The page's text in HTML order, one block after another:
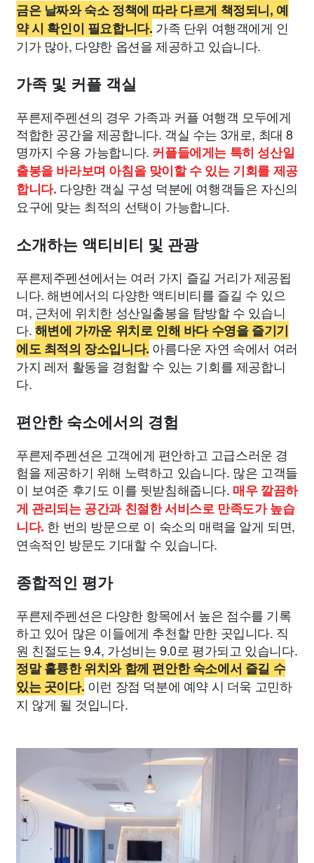
금은 날짜와 숙소 정책에 따라 다르게 책정되니, 예
약 시 확인이 필요합니다. 가족 단위 여행객에게 인
기가 많아, 다양한 옵션을 제공하고 있습니다.
가족 및 커플 객실
푸른제주펜션의 경우 가족과 커플 여행객 모두에게
적합한 공간을 제공합니다. 객실 수는 3개로, 최대 8
명까지 수용 가능합니다. 커플들에게는 특히 성산일
출봉을 바라보며 아침을 맞이할 수 있는 기회를 제공
합니다. 다양한 객실 구성 덕분에 여행객들은 자신의
요구에 맞는 최적의 선택이 가능합니다.
소개하는 액티비티 및 관광
푸른제주펜션에서는 여러 가지 즐길 거리가 제공됩
니다. 해변에서의 다양한 액티비티를 즐길 수 있으
며, 근처에 위치한 성산일출봉을 탐방할 수 있습니
다.해변에 가까운 위치로 인해 바다 수영을 즐기기
에도 최적의 장소입니다. 아름다운 자연 속에서 여러
가지 레저 활동을 경험할 수 있는 기회를 제공합니
다.
편안한 숙소에서의 경험
푸른제주펜션은 고객에게 편안하고 고급스러운 경
험을 제공하기 위해 노력하고 있습니다. 많은 고객들
이 보여준 후기도 이를 뒷받침해줍니다. 매우 깔끔하
게 관리되는 공간과 친절한 서비스로 만족도가 높습
니다. 한 번의 방문으로 이 숙소의 매력을 알게 되면,
연속적인 방문도 기대할 수 있습니다.
종합적인 평가
푸른제주펜션은 다양한 항목에서 높은 점수를 기록
하고 있어 많은 이들에게 추천할 만한 곳입니다. 직
원 친절도는 9.4, 가성비는 9.0로 평가되고 있습니다.
정말 훌륭한 위치와 함께 편안한 숙소에서 즐길 수
있는 곳이다. 이런 장점 덕분에 예약 시 더욱 고민하
지 않게 될 것입니다.